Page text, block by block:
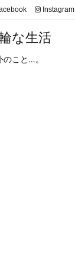
な生活
こと…。
Instagram